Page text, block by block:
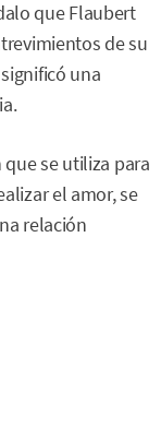
que Flaubert
de su
una
se utiliza para
el amor, se
relación